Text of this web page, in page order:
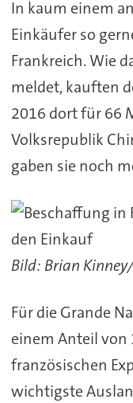
In kaum einem
Einkäufer so
Frankreich. Wie
meldet, kauften
2016 dort für 66
Volksrepublik
gaben sie noch
Bild: Brian
Für die Grande
einem Anteil von
französischen
wichtigste